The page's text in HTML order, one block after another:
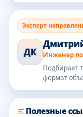
Эксперт
ДК
Инженер
Подбирает
формат
Полезные